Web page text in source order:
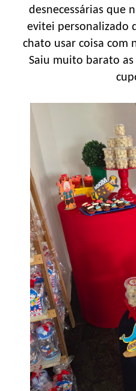
desnecessárias que
evitei personalizado
chato usar coisa com
Saiu muito barato